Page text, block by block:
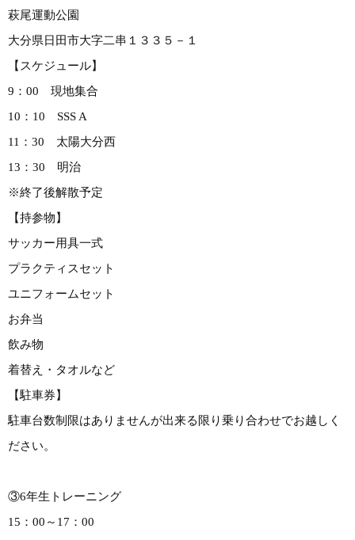
萩尾運動公園
大分県日田市大字二串１３３５－１
【スケジュール】
9：00 現地集合
10：10 SSS A
11：30 太陽大分西
13：30 明治
※終了後解散予定
【持参物】
サッカー用具一式
プラクティスセット
ユニフォームセット
お弁当
飲み物
着替え・タオルなど
【駐車券】
駐車台数制限はありませんが出来る限り乗り合わせでお越しく
ださい。
③6年生トレーニング
15：00～17：00